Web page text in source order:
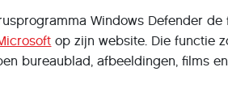
Windows Defender
op zijn website. Die functie
bureaublad, afbeeldingen, films